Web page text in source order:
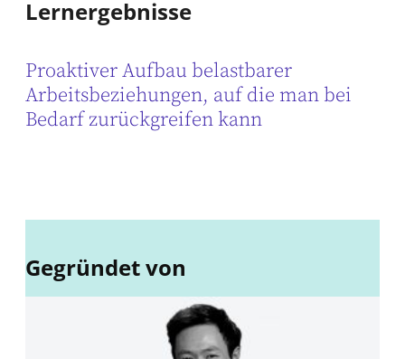
Lernergebnisse
Proaktiver Aufbau belastbarer
Arbeitsbeziehungen, auf die man bei
Bedarf zurückgreifen kann
Gegründet von